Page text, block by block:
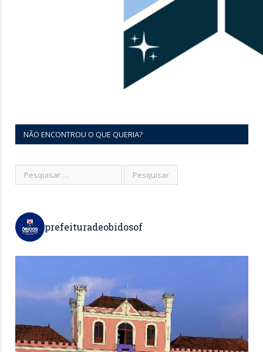
NÃO ENCONTROU O QUE QUERIA?
prefeituradeobidosof